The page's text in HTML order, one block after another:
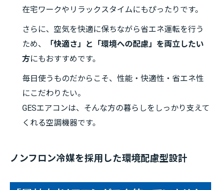
在宅ワークやリラックスタイムにもぴったりです。
さらに、空気を快適に保ちながら省エネ運転を行う
ため、
「快適さ」と「環境への配慮」を両立したい
方にもおすすめです。
毎日使うものだからこそ、性能・快適性・省エネ性
にこだわりたい。
GESエアコンは、そんな方の暮らしをしっかり支えて
くれる空調機器です。
ノンフロン冷媒を採用した環境配慮型設計